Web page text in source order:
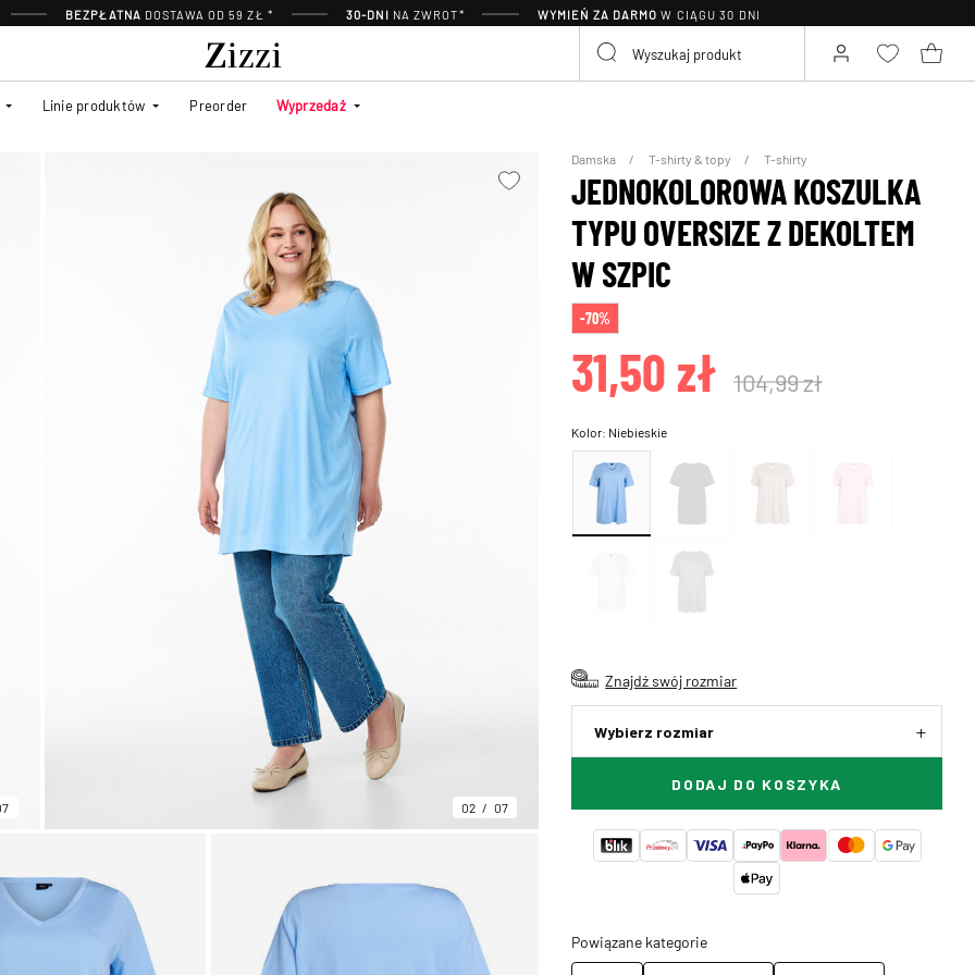
BEZPŁATNA DOSTAWA OD 59 ZŁ * 30-DNI NA ZWROT* WYMIEŃ ZA DARMO W CIĄGU 30 DNI
Linie produktów Preorder Wyprzedaż
02 07
Damska T-shirty & topy T-shirty
JEDNOKOLOROWA KOSZULKA
TYPU OVERSIZE Z DEKOLTEM
W SZPIC
-70%
31,50 zł 104,99 zł
Kolor: Niebieskie
Znajdź swój rozmiar
Wybierz rozmiar
DODAJ DO KOSZYKA
Powiązane kategorie